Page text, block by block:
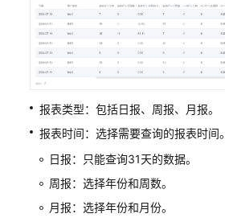
控
制
台
操
指
租
户
理
报表类型：包括日报、周报、月报。
报表时间：选择需要查询的报表时间。
日报：只能查询31天的数据。
周报：选择年份和周数。
月报：选择年份和月份。